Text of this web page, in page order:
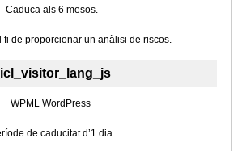
Caduca als 6 mesos.
fi de proporcionar un anàlisi de riscos.
_icl_visitor_lang_js
WPML WordPress
de caducitat d’1 dia.